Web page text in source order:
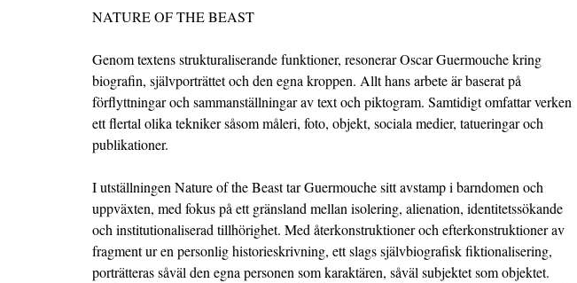
NATURE OF THE BEAST
Genom textens strukturaliserande funktioner, resonerar Oscar Guermouche kring
biografin, självporträttet och den egna kroppen. Allt hans arbete är baserat på
förflyttningar och sammanställningar av text och piktogram. Samtidigt omfattar verken
ett flertal olika tekniker såsom måleri, foto, objekt, sociala medier, tatueringar och
publikationer.
I utställningen Nature of the Beast tar Guermouche sitt avstamp i barndomen och
uppväxten, med fokus på ett gränsland mellan isolering, alienation, identitetssökande
och institutionaliserad tillhörighet. Med återkonstruktioner och efterkonstruktioner av
fragment ur en personlig historieskrivning, ett slags självbiografisk fiktionalisering,
porträtteras såväl den egna personen som karaktären, såväl subjektet som objektet.